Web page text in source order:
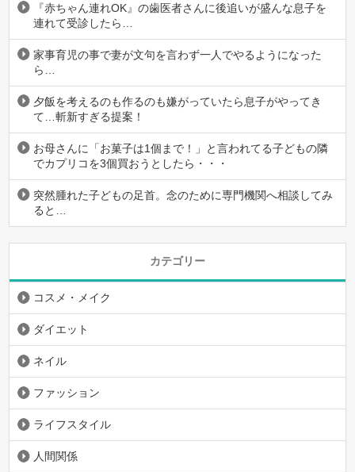
『赤ちゃん連れOK』の歯医者さんに後追いが盛んな息子を
連れて受診したら…
家事育児の事で妻が文句を言わず一人でやるようになった
ら…
夕飯を考えるのも作るのも嫌がっていたら息子がやってき
て…斬新すぎる提案！
お母さんに「お菓子は1個まで！」と言われてる子どもの隣
でカプリコを3個買おうとしたら・・・
突然腫れた子どもの足首。念のために専門機関へ相談してみ
ると…
カテゴリー
コスメ・メイク
ダイエット
ネイル
ファッション
ライフスタイル
人間関係